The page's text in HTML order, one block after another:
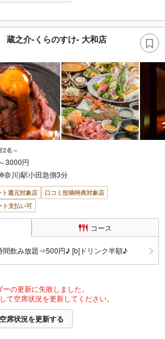
蔵之介-くらのすけ- 大和店
2名～
3000円
奈川)駅小田急側3分
ト還元対象店
口コミ投稿特典対象店
ト支払い可
コース
飲み放題⇒500円♪ [b]ドリンク半額♪
ーの更新に失敗しました。
て空席状況を更新してください。
空席状況を更新する